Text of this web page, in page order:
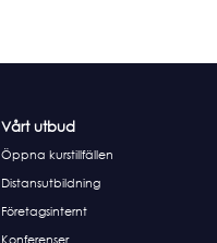
Vårt utbud
Öppna kurstillfällen
Distansutbildning
Företagsinternt
Konferenser